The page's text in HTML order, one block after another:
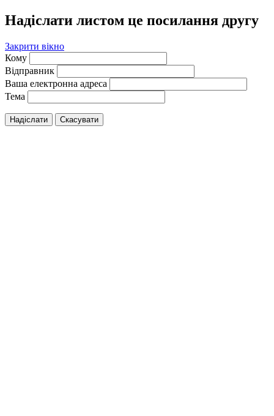
Надіслати листом це посилання другу
Закрити вікно
Кому
Відправник
Ваша електронна адреса
Тема
Надіслати Скасувати